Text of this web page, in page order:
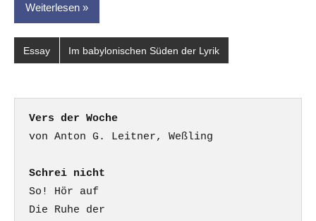
Weiterlesen
Essay Im babylonischen Süden der Lyrik
Vers der Woche
Schrei nicht
So! Hör auf
Die Ruhe der